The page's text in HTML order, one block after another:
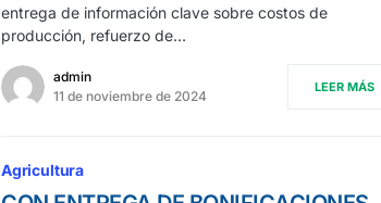
entrega de información clave sobre costos de
producción, refuerzo de…
admin
11 de noviembre de 2024
LEER MÁS
Agricultura